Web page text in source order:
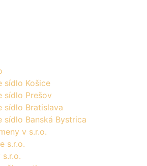
sídlo Košice
sídlo Prešov
sídlo Bratislava
sídlo Banská Bystrica
v s.r.o.
s.r.o.